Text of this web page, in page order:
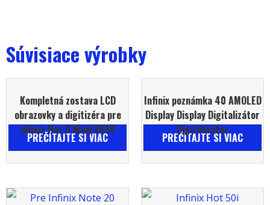
Súvisiace výrobky
Kompletná zostava LCD
obrazovky a digitizéra pre
Infinix Hot 8 Malý X650
PREČÍTAJTE SI VIAC
Infinix poznámka 40 AMOLED
Display Display Digitalizátor
Digitalizátor
PREČÍTAJTE SI VIAC